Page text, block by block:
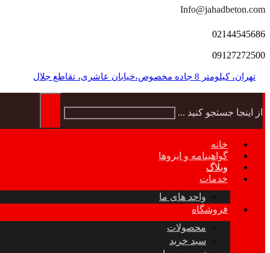
Info@jahadbeton.com
02144545686
09127272500
تهران، کیلومتر 8 جاده مخصوص،خیابان عاشری، تقاطع جلال
از اینجا جستجو کنید ...
خانه
گواهینامه و ایزوها
وبلاگ
خدمات
واحد های ما
فروشگاه
محصولات
سبد خرید